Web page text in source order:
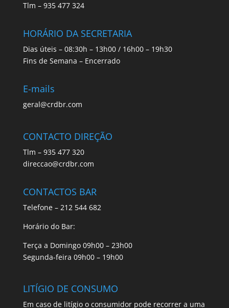
Tlm – 935 477 324
HORÁRIO DA SECRETARIA
Dias úteis – 08:30h – 13h00 / 16h00 – 19h30
Fins de Semana – Encerrado
E-mails
geral@crdbr.com
CONTACTO DIREÇÃO
Tlm – 935 477 320
direccao@crdbr.com
CONTACTOS BAR
Telefone – 212 544 682
Horário do Bar:
Terça a Domingo 09h00 – 23h00
Segunda-feira 09h00 – 19h00
LITÍGIO DE CONSUMO
Em caso de litígio o consumidor pode recorrer a uma